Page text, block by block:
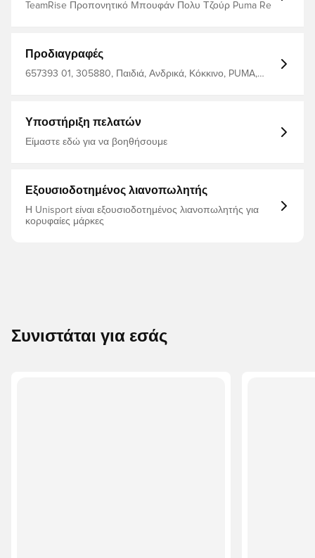
TeamRise Προπονητικό Μπουφάν Πολυ Τζούρ Puma Re
Προδιαγραφές
657393 01, 305880, Παιδιά, Ανδρικά, Κόκκινο, PUMA,
Υποστήριξη πελατών
Είμαστε εδώ για να βοηθήσουμε
Εξουσιοδοτημένος λιανοπωλητής
Η Unisport είναι εξουσιοδοτημένος λιανοπωλητής για
κορυφαίες μάρκες
Συνιστάται για εσάς